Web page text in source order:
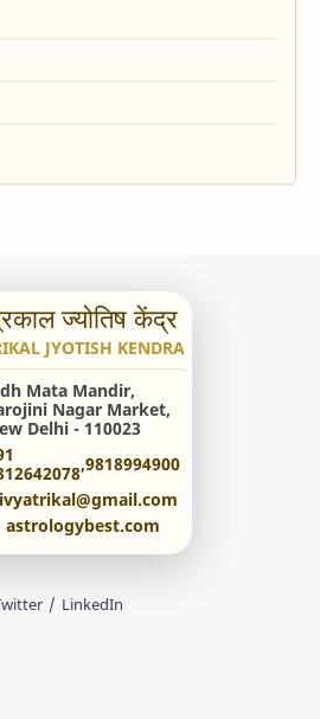
ज्योतिष केंद्र
JYOTISH KENDRA
Mata Mandir,
Nagar Market,
Delhi - 110023
,9818994900
astrologybest.com